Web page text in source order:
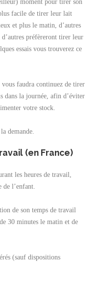
facile de tirer leur lait
et plus le matin, d’autres
préfèreront tirer leur
essais vous trouverez ce
faudra continuez de tirer
la journée, afin d’éviter
votre stock.
demande.
(en France)
les heures de travail,
de l’enfant.
de son temps de travail
30 minutes le matin et de
(sauf dispositions